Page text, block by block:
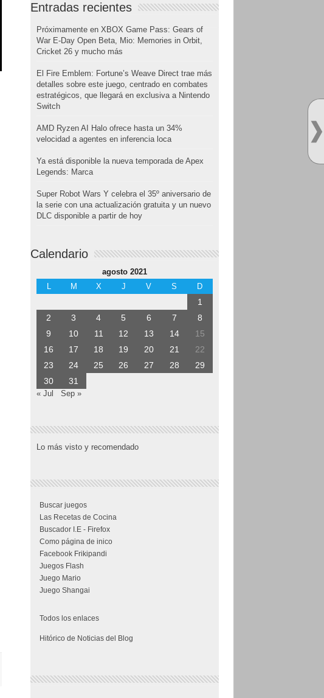
Entradas recientes
Próximamente en XBOX Game Pass: Gears of
War E-Day Open Beta, Mio: Memories in Orbit,
Cricket 26 y mucho más
El Fire Emblem: Fortune’s Weave Direct trae más
detalles sobre este juego, centrado en combates
estratégicos, que llegará en exclusiva a Nintendo
Switch
AMD Ryzen AI Halo ofrece hasta un 34%
velocidad a agentes en inferencia loca
Ya está disponible la nueva temporada de Apex
Legends: Marca
Super Robot Wars Y celebra el 35º aniversario de
la serie con una actualización gratuita y un nuevo
DLC disponible a partir de hoy
Calendario
agosto 2021
L
M X J V S D
1
2
3 4 5 6 7
8
9
10 11 12 13 14
15
16
17 18 19 20 21
22
23
24 25 26 27 28
29
30
31
« Jul Sep »
Lo más visto y recomendado
Buscar juegos
Las Recetas de Cocina
Buscador I.E - Firefox
Como página de inico
Facebook Frikipandi
Juegos Flash
Juego Mario
Juego Shangai
Todos los enlaces
Hitórico de Noticias del Blog